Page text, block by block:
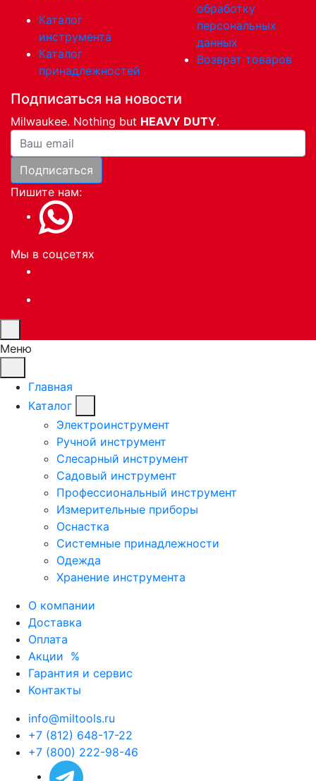
Каталог
инструмента
Каталог
принадлежностей
обработку
персональных
данных
Возврат товаров
Подписаться на новости
Milwaukee. Nothing but HEAVY DUTY.
Ваша почта
Подписаться
Пишите нам:
Мы в соцсетях
Меню
Главная
Каталог
Электроинструмент
Ручной инструмент
Слесарный инструмент
Садовый инструмент
Профессиональный инструмент
Измерительные приборы
Оснастка
Системные принадлежности
Одежда
Хранение инструмента
О компании
Доставка
Оплата
Акции %
Гарантия и сервис
Контакты
info@miltools.ru
+7 (812) 648-17-22
+7 (800) 222-98-46